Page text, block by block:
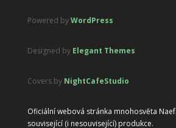
Powered byWordPress
Designed by Elegant Themes
Covers by NightCafeStudio
Oficiální webová stránka mnohosvěta
související (i nesouvisející) produkce.